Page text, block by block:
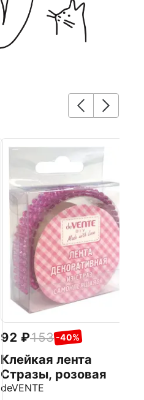
92 153 -40%
Клейкая лента
Стразы, розовая
deVENTE